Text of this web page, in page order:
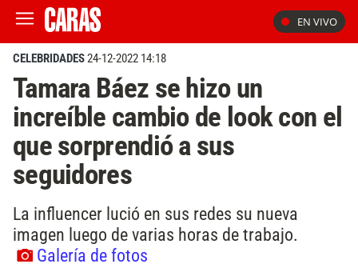
EN VIVO
CELEBRIDADES24-12-2022 14:18
Tamara Báez se hizo un
increíble cambio de look con el
que sorprendió a sus
seguidores
La influencer lució en sus redes su nueva
imagen luego de varias horas de trabajo.
Galería de fotos